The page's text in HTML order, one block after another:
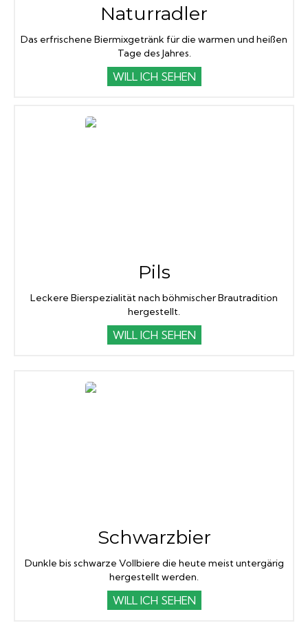
Naturradler
Das erfrischene Biermixgetränk für die warmen und heißen
Tage des Jahres.
WILL ICH SEHEN
Pils
Leckere Bierspezialität nach böhmischer Brautradition
hergestellt.
WILL ICH SEHEN
Schwarzbier
Dunkle bis schwarze Vollbiere die heute meist untergärig
hergestellt werden.
WILL ICH SEHEN